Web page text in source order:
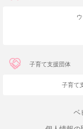
子育て支援団体
子育て
ベ